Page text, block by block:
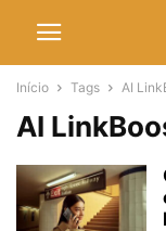
Início Tags AI
AI